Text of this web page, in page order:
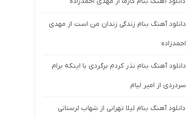
دانلود آهنگ بنام زندگی زندان من است از مهدی
احمدزاده
دانلود آهنگ بنام نذر کردم برگردی با اینکه برام
سردردی از امیر لیام
دانلود آهنگ بنام لیلا تهرانی از شهاب لرستانی